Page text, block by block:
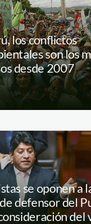
los conflictos
son los
desde 2007
se oponen a
defensor del
del